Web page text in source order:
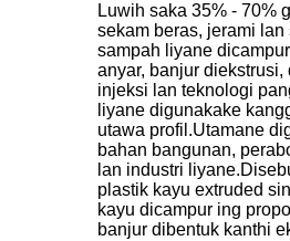
Luwih saka 35% - 70%
sekam beras, jerami lan
sampah liyane
anyar, banjur diekstrusi,
injeksi lan teknologi
liyane digunakake
utawa profil.Utamane
bahan bangunan,
lan industri
plastik kayu extruded
kayu dicampur ing
banjur dibentuk kanthi